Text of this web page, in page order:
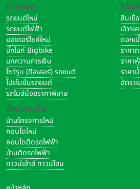
ยานยนต์
รถยนต์ใหม่
รถยนต์ไฟฟ้า
มอเตอร์ไซค์ใหม่
บิ๊กไบค์ Bigbike
บทความการเงิน
โชว์รูม (ดีลเลอร์) รถยนต์
โปรโมชั่นรถยนต์
รถไมล์น้อยราคาพิเศษ
บ้าน-คอนโด
บ้านโครงการใหม่
คอนโดใหม่
คอนโดติดรถไฟฟ้า
บ้านติดรถไฟฟ้า
ทาวน์เฮ้าส์ ทาวน์โฮม
การ
สินเชื่
บัตรเ
ดอกเ
ราคา
ราคา
ราคา
อัตรา